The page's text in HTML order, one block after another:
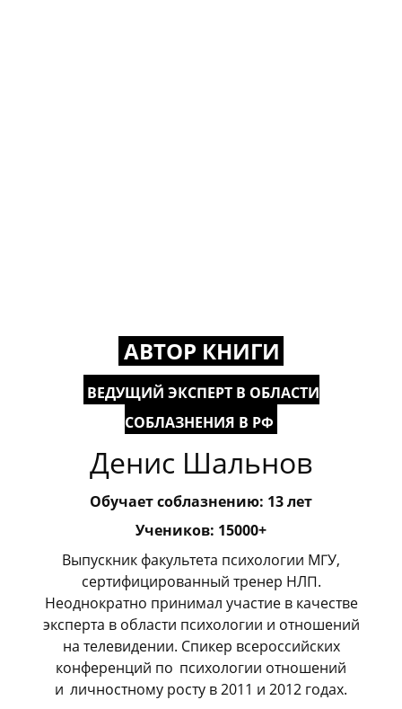
АВТОР КНИГИ
ВЕДУЩИЙ ЭКСПЕРТ В ОБЛАСТИ
СОБЛАЗНЕНИЯ В РФ
Денис Шальнов
Обучает соблазнению: 13 лет
Учеников: 15000+
Выпускник факультета психологии МГУ,
сертифицированный тренер НЛП.
Неоднократно принимал участие в качестве
эксперта в области психологии и отношений
на телевидении. Спикер всероссийских
конференций по психологии отношений
и личностному росту в 2011 и 2012 годах.